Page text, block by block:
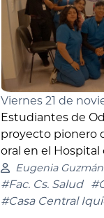
Viernes 21 de
Estudiantes de
proyecto pionero
oral en el
Eugenia
#Fac. Cs. Salud
#Casa Central